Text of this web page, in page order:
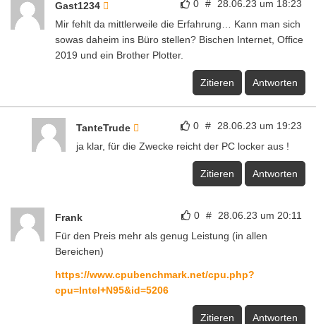
0 # 28.06.23 um 18:23
Gast1234
Mir fehlt da mittlerweile die Erfahrung… Kann man sich
sowas daheim ins Büro stellen? Bischen Internet, Office
2019 und ein Brother Plotter.
Zitieren Antworten
0 # 28.06.23 um 19:23
TanteTrude
ja klar, für die Zwecke reicht der PC locker aus !
Zitieren Antworten
0 # 28.06.23 um 20:11
Frank
Für den Preis mehr als genug Leistung (in allen
Bereichen)
https://www.cpubenchmark.net/cpu.php?
cpu=Intel+N95&id=5206
Zitieren Antworten